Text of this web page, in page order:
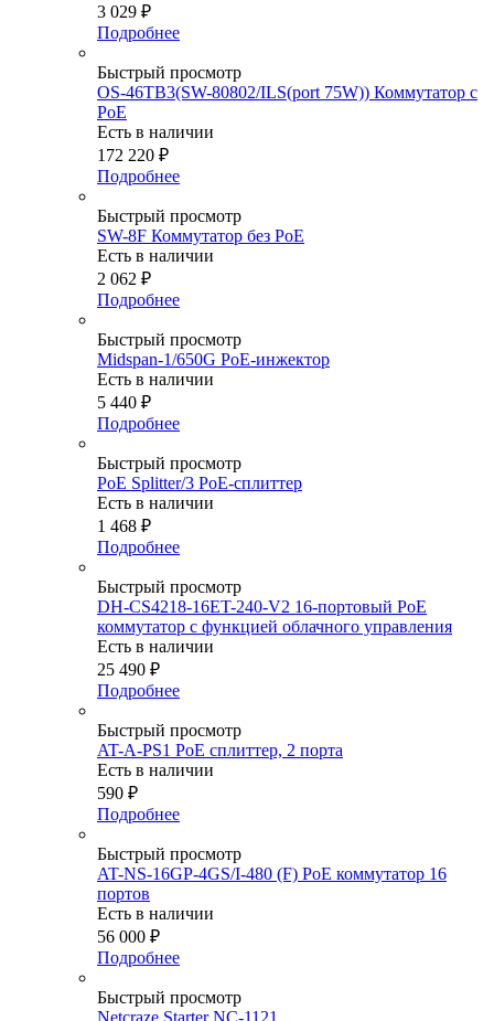
3 029 ₽
Подробнее
Быстрый просмотр
OS-46TB3(SW-80802/ILS(port 75W)) Коммутатор с
PoE
Есть в наличии
172 220 ₽
Подробнее
Быстрый просмотр
SW-8F Коммутатор без PoE
Есть в наличии
2 062 ₽
Подробнее
Быстрый просмотр
Midspan-1/650G PoE-инжектор
Есть в наличии
5 440 ₽
Подробнее
Быстрый просмотр
PoE Splitter/3 PoE-сплиттер
Есть в наличии
1 468 ₽
Подробнее
Быстрый просмотр
DH-CS4218-16ET-240-V2 16-портовый PoE
коммутатор с функцией облачного управления
Есть в наличии
25 490 ₽
Подробнее
Быстрый просмотр
AT-A-PS1 PoE сплиттер, 2 порта
Есть в наличии
590 ₽
Подробнее
Быстрый просмотр
AT-NS-16GP-4GS/I-480 (F) PoE коммутатор 16
портов
Есть в наличии
56 000 ₽
Подробнее
Быстрый просмотр